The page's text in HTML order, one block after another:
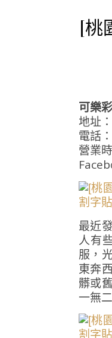
[桃
可樂
地址
電話
營業
最近
人有
服，
東奔
髒或
一無